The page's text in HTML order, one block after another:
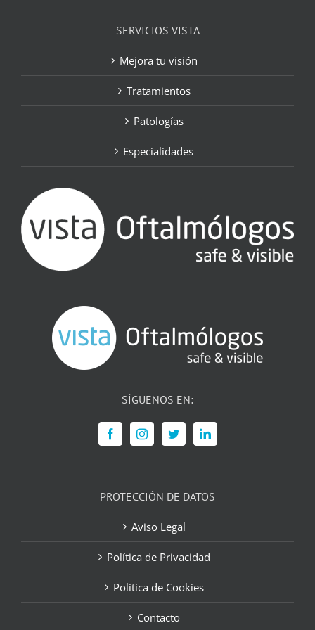
SERVICIOS VISTA
Mejora tu visión
Tratamientos
Patologías
Especialidades
SÍGUENOS EN:
PROTECCIÓN DE DATOS
Aviso Legal
Política de Privacidad
Política de Cookies
Contacto